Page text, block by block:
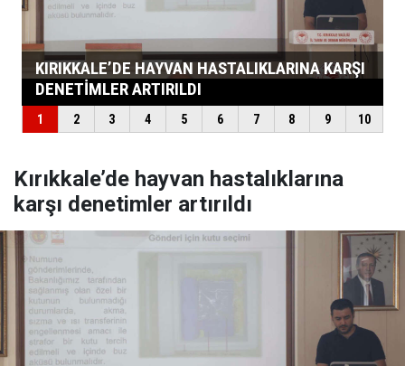
Kırıkkale’de hayvan hastalıklarına
karşı denetimler artırıldı